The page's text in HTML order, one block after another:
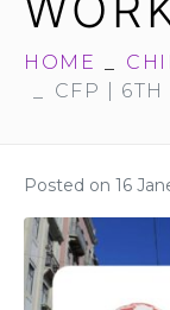
HOME
CFP | 6TH
Posted on 16